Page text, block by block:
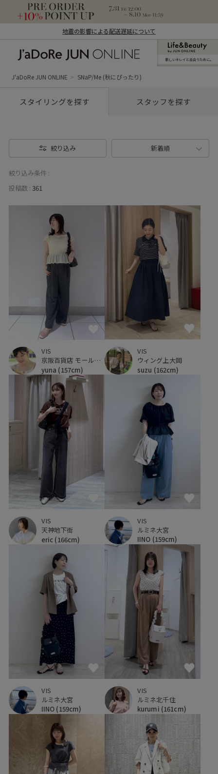
地震の影響による配送遅延について
ン オンライン）
新しいキレイと出合うために。
J'aDoRe JUN ONLINE SNaP/Me (秋にぴったり)
スタイリングを探す スタッフを探す
絞り込み 新着順
絞り込み条件 :
投稿数 : 361
VIS
京阪百貨店 モール京橋店
yuna (157cm)
VIS
ウィング上大岡
suzu (162cm)
VIS
天神地下街
eric (166cm)
VIS
ルミネ大宮
IINO (159cm)
VIS
ルミネ大宮
IINO (159cm)
VIS
ルミネ北千住
kurumi (161cm)